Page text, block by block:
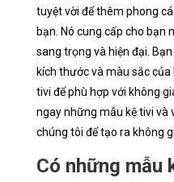
tuyệt vời để thêm phong
bạn. Nó cung cấp cho bạn
sang trọng và hiện đại.
kích thước và màu sắc
tivi để phù hợp với không
ngay những mẫu kệ tivi và
chúng tôi để tạo ra không
Có những mẫu